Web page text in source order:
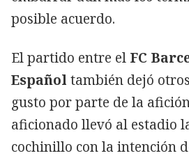
posible acuerdo.
El partido entre el FC
Español también dejó
gusto por parte de la
aficionado llevó al estadio
cochinillo con la intención